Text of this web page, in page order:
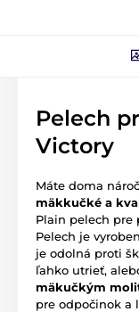
Pelech
Victory
Máte doma
mäkkučké a
Plain pelech pre
Pelech je
je odolná proti
ľahko utrieť,
mäkučkým
pre odpočinok a